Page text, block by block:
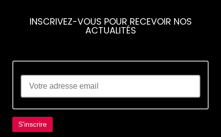
INSCRIVEZ-VOUS POUR RECEVOIR NOS
ACTUALITÉS